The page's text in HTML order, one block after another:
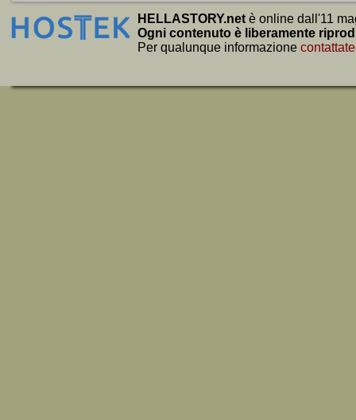
HELLASTORY.net è online dall'11
Ogni contenuto è liberamente
Per qualunque informazione